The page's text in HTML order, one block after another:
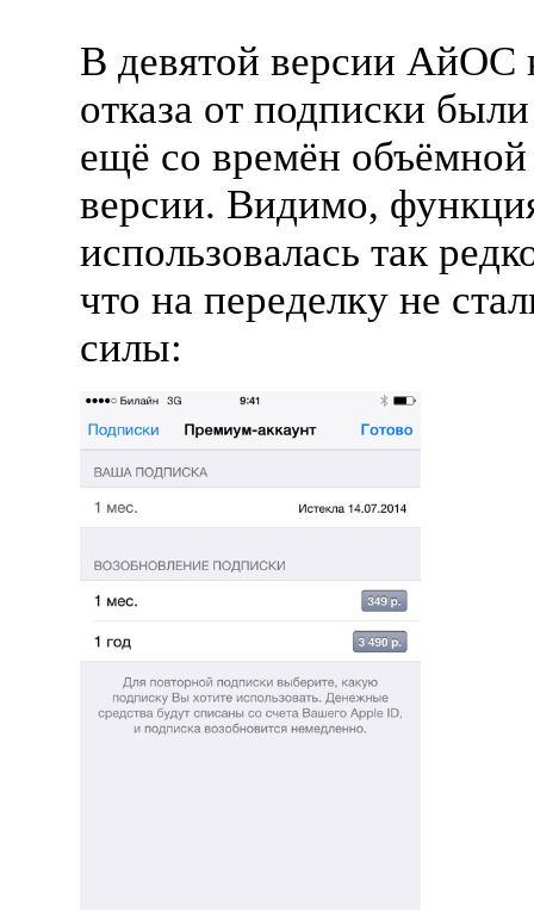
В девятой версии АйОС
отказа от подписки
ещё со времён
версии. Видимо,
использовалась так
что на переделку не
силы: